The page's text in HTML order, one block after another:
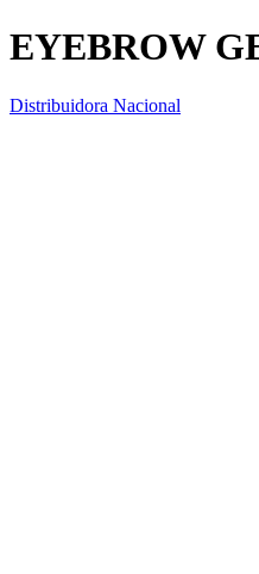
EYEBROW
Distribuidora Nacional